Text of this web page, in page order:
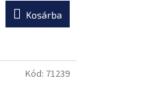
Kosárba
Kód: 71239